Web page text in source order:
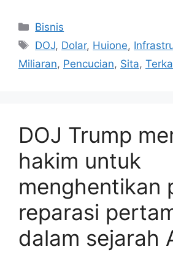
Kategori
Bisnis
Tag
DOJ, Dolar, Huione,
Miliaran, Pencucian, Sita,
DOJ Trump
hakim untuk
menghentikan
reparasi
dalam sejarah